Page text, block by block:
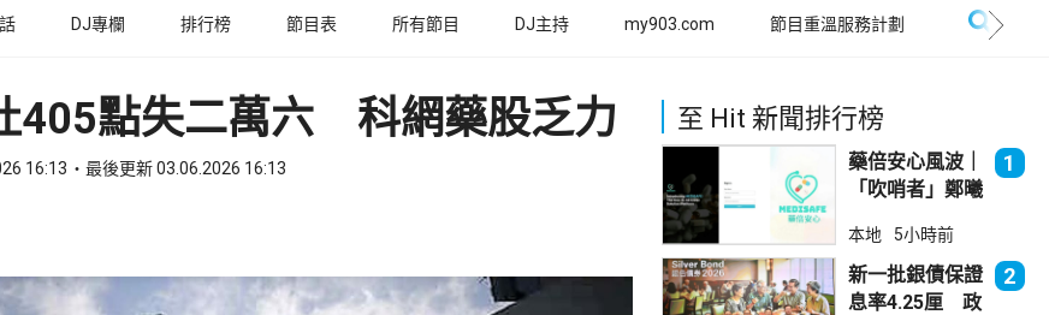
DJ專欄 排行榜 節目表 所有節目 DJ主持 my903.com 節目重溫服務計劃
405點失二萬六 科網藥股乏力
16:13 最後更新 03.06.2026 16:13
至 Hit 新聞排行榜
藥倍安心風波｜
「吹哨者」鄭曦
進行刑事調查
1
本地 5小時前
新一批銀債保證
息率4.25厘 政
2